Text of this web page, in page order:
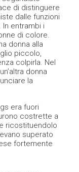
di distinguere
dalle funzioni
In entrambi i
di colore.
donna alla
piccolo,
colpirla. Nel
donna
la
era fuori
costrette a
ricostituendolo
superato
fortemente